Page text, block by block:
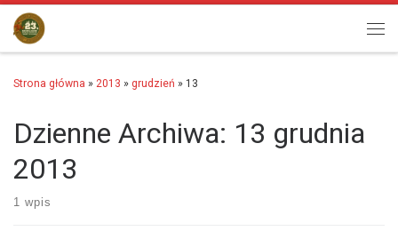
Przejdź do treści
Strona główna » 2013 » grudzień » 13
Dzienne Archiwa: 13 grudnia
2013
1 wpis